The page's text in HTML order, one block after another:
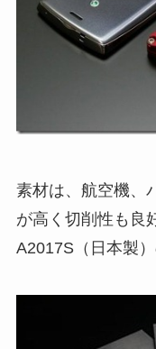
素材は、航空機、
が高く切削性も良
A2017S（日本製